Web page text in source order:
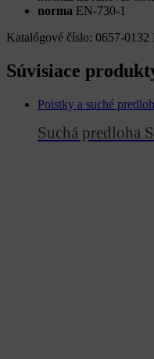
norma EN-730-1
Katalógové číslo: 0657-0132
Súvisiace
Poistky a suché
Suchá predloha